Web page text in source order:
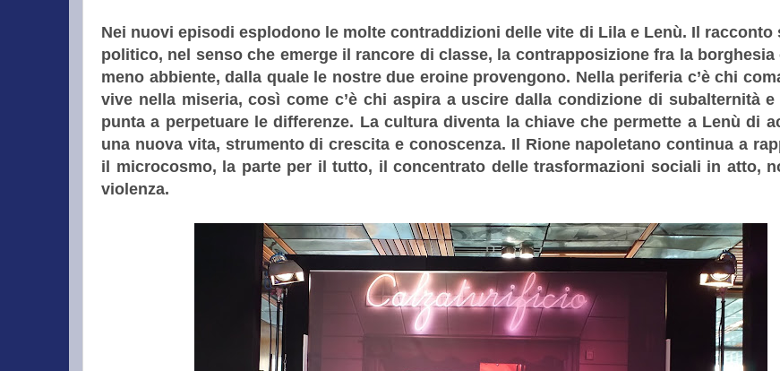
Nei nuovi episodi esplodono le molte contraddizioni delle vite di Lila e Lenù. Il racconto
politico, nel senso che emerge il rancore di classe, la contrapposizione fra la borghesia
meno abbiente, dalla quale le nostre due eroine provengono. Nella periferia c’è chi
vive nella miseria, così come c’è chi aspira a uscire dalla condizione di subalternità
punta a perpetuare le differenze. La cultura diventa la chiave che permette a Lenù di
una nuova vita, strumento di crescita e conoscenza. Il Rione napoletano continua a
il microcosmo, la parte per il tutto, il concentrato delle trasformazioni sociali in atto,
violenza.